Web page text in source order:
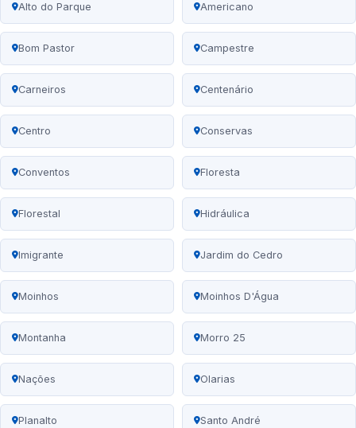
Alto do Parque Americano
Bom Pastor Campestre
Carneiros Centenário
Centro Conservas
Conventos Floresta
Florestal Hidráulica
Imigrante Jardim do Cedro
Moinhos Moinhos D'Água
Montanha Morro 25
Nações Olarias
Planalto Santo André